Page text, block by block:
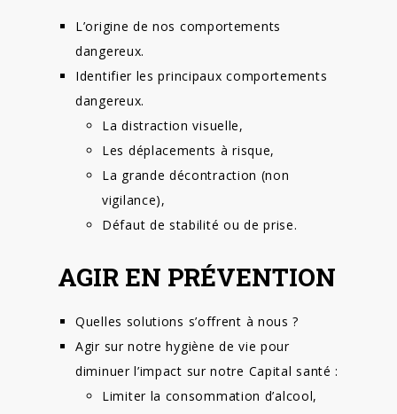
L’origine de nos comportements
dangereux.
Identifier les principaux comportements
dangereux.
La distraction visuelle,
Les déplacements à risque,
La grande décontraction (non
vigilance),
Défaut de stabilité ou de prise.
AGIR EN PRÉVENTION
Quelles solutions s’offrent à nous ?
Agir sur notre hygiène de vie pour
diminuer l’impact sur notre Capital santé :
Limiter la consommation d’alcool,